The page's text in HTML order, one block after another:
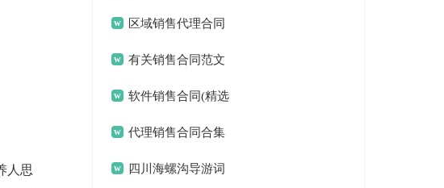
人思
区域销售代理合同
15篇有关销售合同范文
锦集六篇
软件销售合同(精选
15篇)代理销售合同合集
15篇四川海螺沟导游词